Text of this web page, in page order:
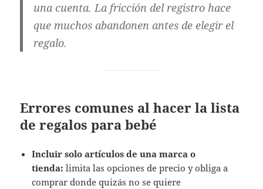
una cuenta. La fricción del registro hace
que muchos abandonen antes de elegir el
regalo.
Errores comunes al hacer la lista
de regalos para bebé
Incluir solo artículos de una marca o
tienda: limita las opciones de precio y obliga a
comprar donde quizás no se quiere